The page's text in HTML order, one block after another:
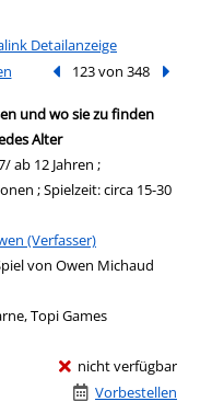
Detailanzeige
Vorheriger Treffer
123 von 348
und wo sie zu finden
Alter
ab 12 Jahren ;
; Spielzeit: circa 15-30
Verfasser
(Verfasser)
von Owen Michaud
Topi Games
nicht verfügbar
Vorbestellen